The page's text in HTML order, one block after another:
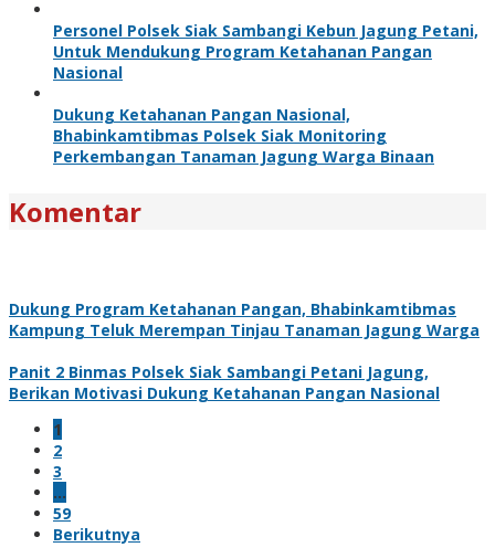
Personel Polsek Siak Sambangi Kebun Jagung Petani,
Untuk Mendukung Program Ketahanan Pangan
Nasional
Dukung Ketahanan Pangan Nasional,
Bhabinkamtibmas Polsek Siak Monitoring
Perkembangan Tanaman Jagung Warga Binaan
Komentar
Dukung Program Ketahanan Pangan, Bhabinkamtibmas
Kampung Teluk Merempan Tinjau Tanaman Jagung Warga
Panit 2 Binmas Polsek Siak Sambangi Petani Jagung,
Berikan Motivasi Dukung Ketahanan Pangan Nasional
1
2
3
…
59
Berikutnya